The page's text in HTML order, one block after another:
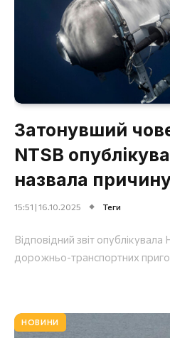
Затонувший
NTSB
назвала причину
15:51 | 16.10.2025 Теги
Відповідний звіт
дорожньо-транспортних
НОВИНИ